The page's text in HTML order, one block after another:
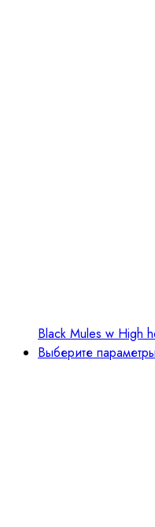
Black Mules w High
Выберите параметры